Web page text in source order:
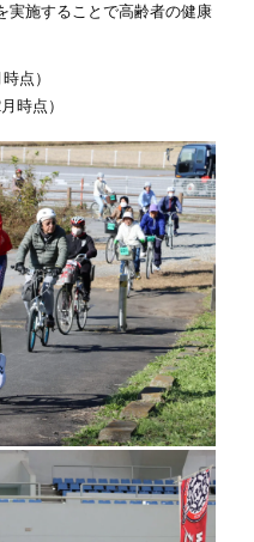
実施することで高齢者の健康
時点）
時点）